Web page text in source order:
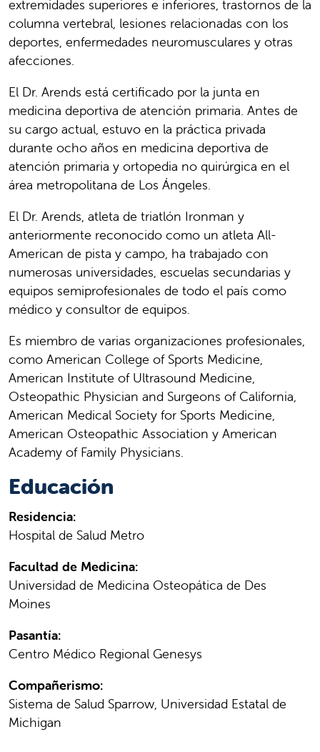
extremidades superiores e inferiores, trastornos de la
columna vertebral, lesiones relacionadas con los
deportes, enfermedades neuromusculares y otras
afecciones.
El Dr. Arends está certificado por la junta en
medicina deportiva de atención primaria. Antes de
su cargo actual, estuvo en la práctica privada
durante ocho años en medicina deportiva de
atención primaria y ortopedia no quirúrgica en el
área metropolitana de Los Ángeles.
El Dr. Arends, atleta de triatlón Ironman y
anteriormente reconocido como un atleta All-
American de pista y campo, ha trabajado con
numerosas universidades, escuelas secundarias y
equipos semiprofesionales de todo el país como
médico y consultor de equipos.
Es miembro de varias organizaciones profesionales,
como American College of Sports Medicine,
American Institute of Ultrasound Medicine,
Osteopathic Physician and Surgeons of California,
American Medical Society for Sports Medicine,
American Osteopathic Association y American
Academy of Family Physicians.
Educación
Residencia:
Hospital de Salud Metro
Facultad de Medicina:
Universidad de Medicina Osteopática de Des
Moines
Pasantía:
Centro Médico Regional Genesys
Compañerismo:
Sistema de Salud Sparrow, Universidad Estatal de
Michigan